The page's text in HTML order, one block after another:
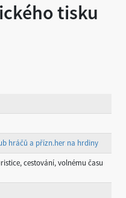
tisku
hráčů a přízn.her na hrdiny
cestování, volnému času